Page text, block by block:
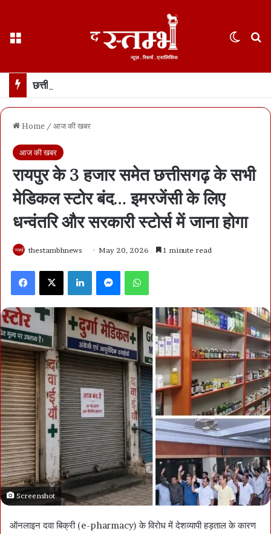
Home / आज की खबर
आज की खबर
रायपुर के 3 हजार समेत छत्तीसगढ़ के सभी
मेडिकल स्टोर बंद… इमरजेंसी के लिए
धन्वंतरि और सरकारी स्टोर्स में जाना होगा
thestambhnews May 20, 2026 1 minute read
Facebook X LinkedIn
Screenshot
ऑनलाइन दवा बिक्री (e-pharmacy) के विरोध में देशव्यापी हड़ताल के कारण